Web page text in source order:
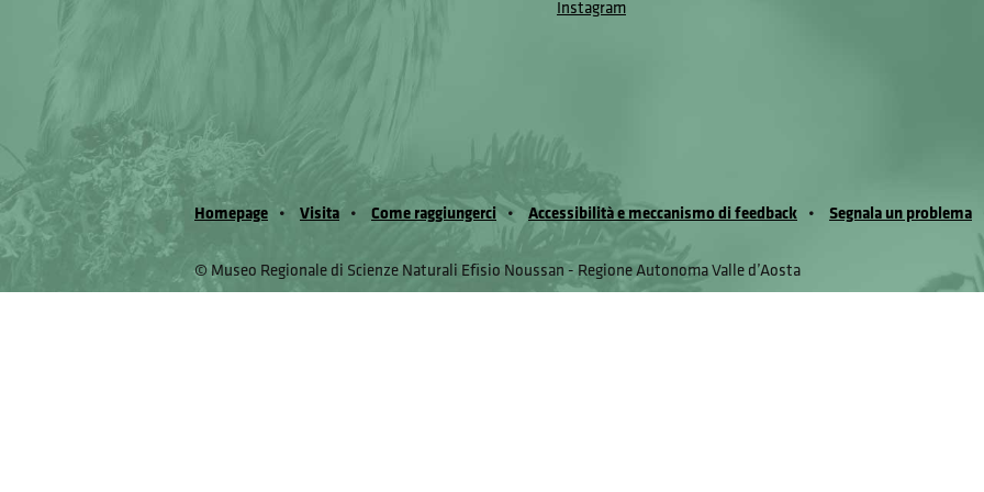
Instagram
Homepage Visita Come raggiungerci Accessibilità e meccanismo di feedback Segnala un problema
© Museo Regionale di Scienze Naturali Eﬁsio Noussan - Regione Autonoma Valle d’Aosta